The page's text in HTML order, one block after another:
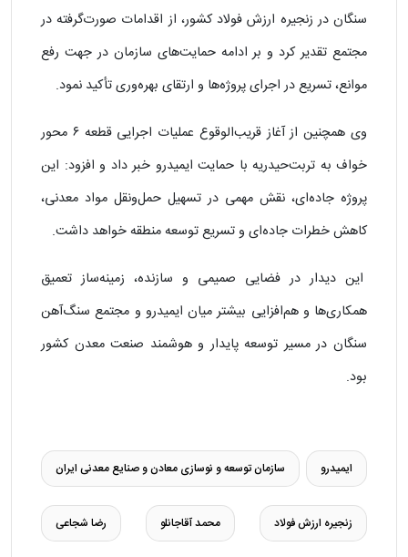
سنگان در زنجیره ارزش فولاد کشور، از اقدامات صورت‌گرفته در
مجتمع تقدیر کرد و بر ادامه حمایت‌های سازمان در جهت رفع
موانع، تسریع در اجرای پروژه‌ها و ارتقای بهره‌وری تأکید نمود.
وی همچنین از آغاز قریب‌الوقوع عملیات اجرایی قطعه ۶ محور
خواف به تربت‌حیدریه با حمایت ایمیدرو خبر داد و افزود: این
پروژه جاده‌ای، نقش مهمی در تسهیل حمل‌ونقل مواد معدنی،
کاهش خطرات جاده‌ای و تسریع توسعه منطقه خواهد داشت.
این دیدار در فضایی صمیمی و سازنده، زمینه‌ساز تعمیق
همکاری‌ها و هم‌افزایی بیشتر میان ایمیدرو و مجتمع سنگ‌آهن
سنگان در مسیر توسعه پایدار و هوشمند صنعت معدن کشور
بود.
ایمیدرو سازمان توسعه و نوسازی معادن و صنایع معدنی ایران
زنجیره ارزش فولاد محمد آقاجانلو رضا شجاعی